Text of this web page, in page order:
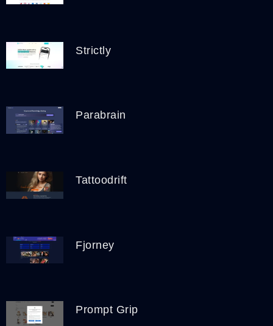
Strictly
Parabrain
Tattoodrift
Fjorney
Prompt Grip